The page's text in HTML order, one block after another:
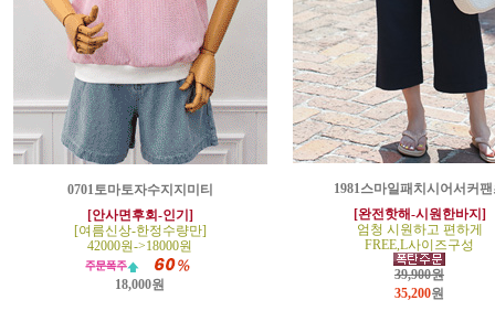
0701토마토자수지지미티
[안사면후회-인기]
[여름신상-한정수량만]
42000원->18000원
18,000원
1981스마일패치시어서커팬
[완전핫해-시원한바지]
엄청 시원하고 편하게
FREE,L사이즈구성
39,900원
35,200원